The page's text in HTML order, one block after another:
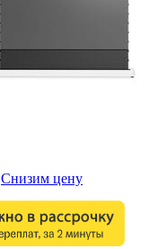
Снизим цену